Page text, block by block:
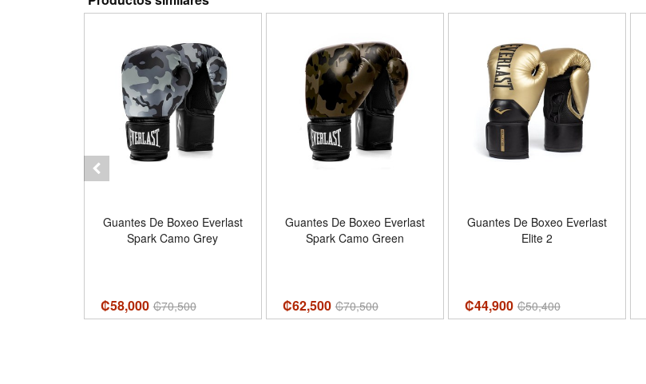
Guantes De Boxeo Everlast
Spark Camo Grey
₡58,000 ₡70,500
Guantes De Boxeo Everlast
Spark Camo Green
₡62,500 ₡70,500
Guantes De Boxeo Everlast
Elite 2
₡44,900 ₡50,400